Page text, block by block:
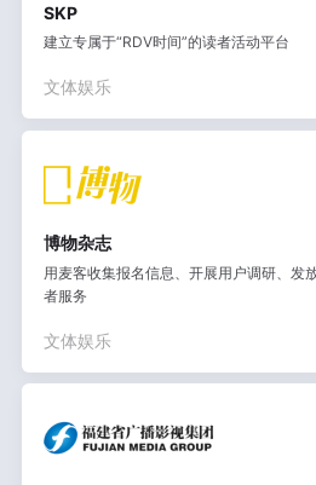
SKP
建立专属于“RDV时间”的读者活动平台
文体娱乐
博物杂志
用麦客收集报名信息、开展用户调研、发
者服务
文体娱乐